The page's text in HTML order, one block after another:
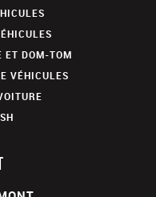
ET DOM-TOM
VÉHICULES